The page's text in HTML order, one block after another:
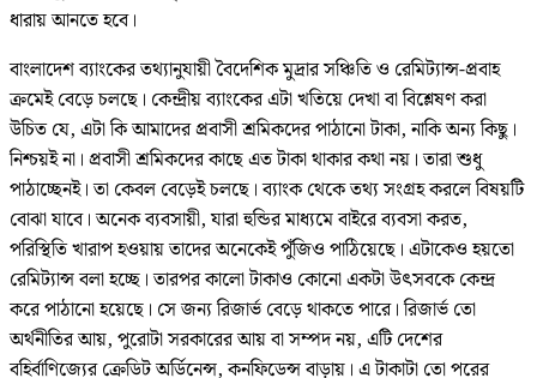
ধারায় আনতে হবে।
বাংলাদেশ ব্যাংকের তথ্যানুযায়ী বৈদেশিক মুদ্রার সঞ্চিতি ও রেমিট্যান্স-প্রবাহ
ক্রমেই বেড়ে চলছে। কেন্দ্রীয় ব্যাংকের এটা খতিয়ে দেখা বা বিশ্লেষণ করা
উচিত যে, এটা কি আমাদের প্রবাসী শ্রমিকদের পাঠানো টাকা, নাকি অন্য কিছু।
নিশ্চয়ই না। প্রবাসী শ্রমিকদের কাছে এত টাকা থাকার কথা নয়। তারা শুধু
পাঠাচ্ছেনই। তা কেবল বেড়েই চলছে। ব্যাংক থেকে তথ্য সংগ্রহ করলে বিষয়টি
বোঝা যাবে। অনেক ব্যবসায়ী, যারা হুন্ডির মাধ্যমে বাইরে ব্যবসা করত,
পরিস্থিতি খারাপ হওয়ায় তাদের অনেকেই পুঁজিও পাঠিয়েছে। এটাকেও হয়তো
রেমিট্যান্স বলা হচ্ছে। তারপর কালো টাকাও কোনো একটা উৎসবকে কেন্দ্র
করে পাঠানো হয়েছে। সে জন্য রিজার্ভ বেড়ে থাকতে পারে। রিজার্ভ তো
অর্থনীতির আয়, পুরোটা সরকারের আয় বা সম্পদ নয়, এটি দেশের
বহির্বাণিজ্যের ক্রেডিট অর্ডিনেন্স, কনফিডেন্স বাড়ায়। এ টাকাটা তো পরের